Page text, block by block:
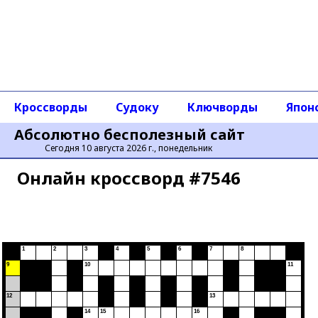
Абсолютно бесполезный сайт
Сегодня 10 августа 2026 г., понедельник
Кроссворды Судоку Ключворды
Онлайн кроссворд #7546
2.
Корнеплод с острым
вкусом и запахом.
9
12
1 2 3
10
14 15
4 5 6
16
7
13
8
11